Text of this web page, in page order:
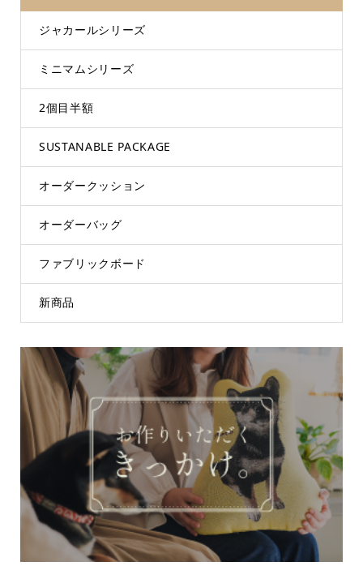
ジャカールシリーズ
ミニマムシリーズ
2個目半額
SUSTANABLE PACKAGE
オーダークッション
オーダーバッグ
ファブリックボード
新商品